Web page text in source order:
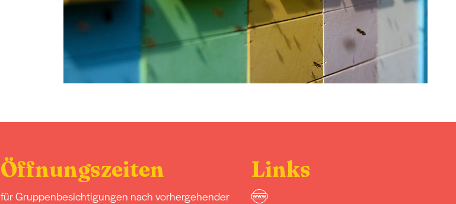
Öffnungszeiten
für Gruppenbesichtigungen nach vorhergehender
Links